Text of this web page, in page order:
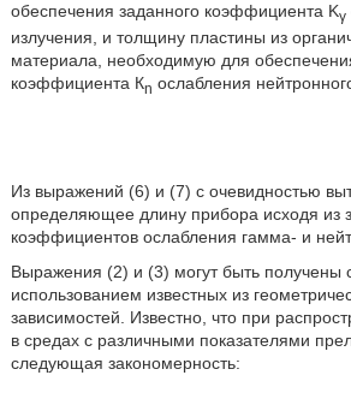
обеспечения заданного коэффициента Kγ
излучения, и толщину пластины из
материала, необходимую для
коэффициента Кn ослабления
Из выражений (6) и (7) с очевидностью
определяющее длину прибора исходя из
коэффициентов ослабления гамма- и
Выражения (2) и (3) могут быть получены
использованием известных из
зависимостей. Известно, что при
в средах с различными показателями
следующая закономерность: